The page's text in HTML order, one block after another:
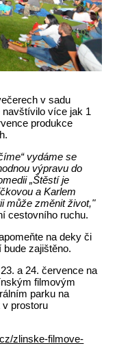
v sadu
navštívilo více jak 1
produkce
vydáme se
výpravu do
„Štěstí je
a Karlem
může změnit život,"
cestovního ruchu.
na deky či
zajištěno.
a 24. července na
filmovým
parku na
prostoru
zlinske-filmove-